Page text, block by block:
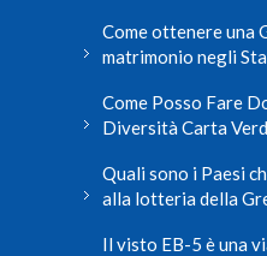
Come ottenere una
matrimonio negli
Come Posso Fare
Diversità Carta
Quali sono i Paesi
alla lotteria della
Il visto EB-5 è una